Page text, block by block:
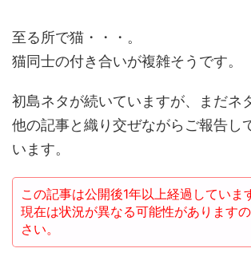
至る所で猫・・・。
猫同士の付き合いが複雑そうです。
初島ネタが続いていますが、まだネ
他の記事と織り交ぜながらご報告し
います。
この記事は公開後1年以上経過していま
現在は状況が異なる可能性があります
さい。